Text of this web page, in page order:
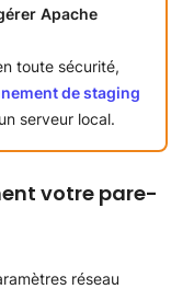
Apache
toute sécurité,
de staging
serveur local.
votre pare-
réseau